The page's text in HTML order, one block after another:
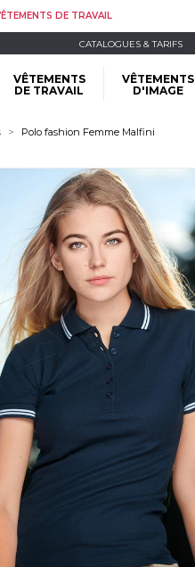
DE TRAVAIL
CATALOGUES & TARIFS
VÊTEMENTS
DE TRAVAIL
VÊTEMENTS
D'IMAGE
Polo fashion Femme Malfini